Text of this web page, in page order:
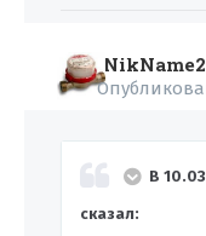
В
сказал: